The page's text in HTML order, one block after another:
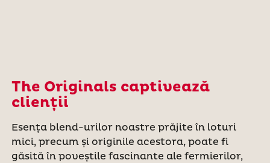
The Originals captivează
clienții
Esența blend-urilor noastre prăjite în loturi
mici, precum și originile acestora, poate fi
găsită în poveștile fascinante ale fermierilor,